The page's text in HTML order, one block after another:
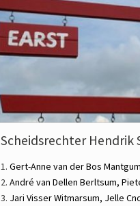
Scheidsrechter Hendrik
1. Gert-Anne van der Bos
2. André van Dellen Berltsum,
3. Jari VisserWitmarsum, Jelle